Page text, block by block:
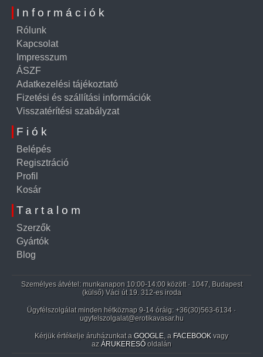
Információk
Rólunk
Kapcsolat
Impresszum
ÁSZF
Adatkezelési tájékoztató
Fizetési és szállítási információk
Visszatérítési szabályzat
Fiók
Belépés
Regisztráció
Profil
Kosár
Tartalom
Szerzők
Gyártók
Blog
Személyes átvétel: munkanapon 10:00-14:00 között · 1047, Budapest
(külső) Váci út 19. 312-es iroda
Ügyfélszolgálat minden hétköznap 9-14 óráig: +36(30)563-6134 ·
ugyfelszolgalat@erotikavasar.hu
Kérjük értékelje áruházunkat a GOOGLE, a FACEBOOK vagy
az ÁRUKERESŐ oldalán